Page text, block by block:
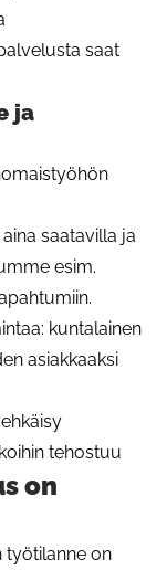
saat
ja
saatavilla ja
esim.
kuntalainen
asiakkaaksi
tehostuu
on
työtilanne on